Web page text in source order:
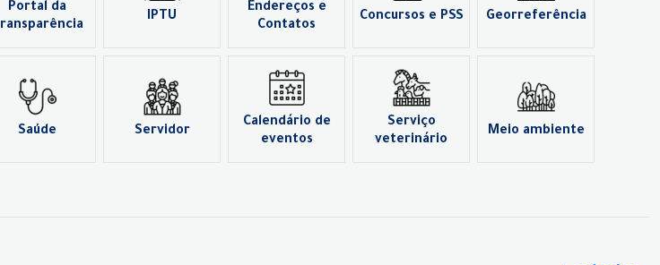
Portal da
IPTU
Endereços e
Contatos
Concursos e PSS Georreferência
Saúde Servidor
Calendário de
eventos
Serviço
veterinário
Meio ambiente